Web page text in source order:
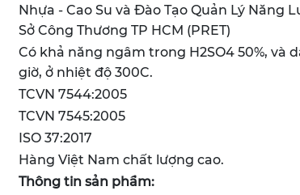
Nhựa - Cao Su và Đào Tạo Quản Lý Năng
Sở Công Thương TP HCM (PRET)
Có khả năng ngâm trong H2SO4 50%, và
giờ, ở nhiệt độ 300C.
TCVN 7544:2005
TCVN 7545:2005
ISO 37:2017
Hàng Việt Nam chất lượng cao.
Thông tin sản phẩm: